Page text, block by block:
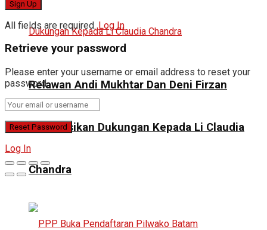
Relawan Andi Mukhtar Dan Deni Firzan
Deklarasikan Dukungan Kepada Li Claudia
Chandra
All fields are required. Log In
Retrieve your password
Please enter your username or email address to reset your
password.
Log In